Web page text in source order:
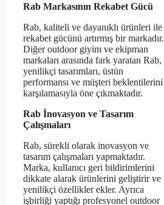
Rab Markasının Rekabet Gücü
Rab, kaliteli ve dayanıklı ürünleri ile
rekabet gücünü artırmış bir markadır.
Diğer outdoor giyim ve ekipman
markaları arasında fark yaratan Rab,
yenilikçi tasarımları, üstün
performansı ve müşteri beklentilerini
karşılamasıyla öne çıkmaktadır.
Rab İnovasyon ve Tasarım
Çalışmaları
Rab, sürekli olarak inovasyon ve
tasarım çalışmaları yapmaktadır.
Marka, kullanıcı geri bildirimlerini
dikkate alarak ürünlerini geliştirir ve
yenilikçi özellikler ekler. Ayrıca
işbirliği yaptığı profesyonel outdoor